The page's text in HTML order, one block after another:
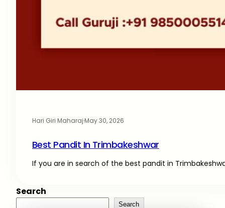
Hari Giri Maharaj·May 30, 2026
Best Pandit In Trimbakeshwar
If you are in search of the best pandit in
Search
Search